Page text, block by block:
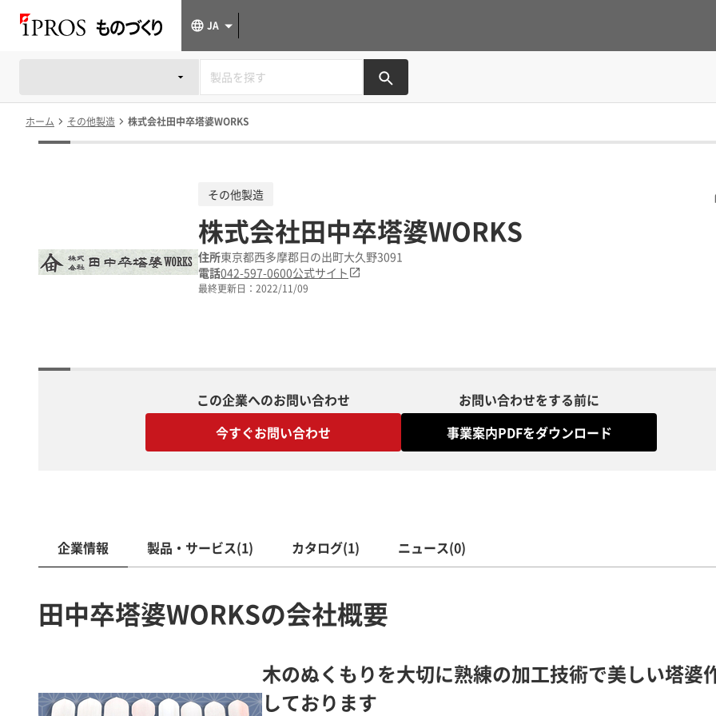
JA
ホーム その他製造 株式会社田中卒塔婆WORKS
その他製造
株式会社田中卒塔婆WORKS
住所東京都西多摩郡日の出町大久野3091
電話042-597-0600公式サイト
最終更新日： 2022/11/09
この企業へのお問い合わせ
今すぐお問い合わせ
お問い合わせをする前に
事業案内PDFをダウンロード
企業情報 製品・サービス(1) カタログ(1) ニュース(0)
田中卒塔婆WORKSの会社概要
木のぬくもりを大切に熟練の加工技術で美しい塔婆
しております